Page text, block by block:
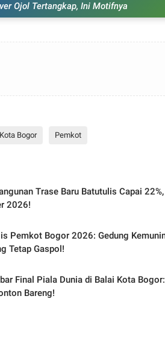
Ojol Tertangkap, Ini Motifnya
Kota Bogor Pemkot
Trase Baru Batutulis Capai
2026!
Pemkot Bogor 2026: Gedung
Tetap Gaspol!
Final Piala Dunia di Balai Kota
Bareng!